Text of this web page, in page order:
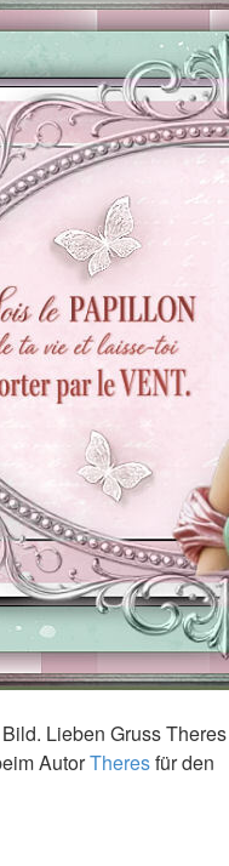
Lieben Gruss Theres
AutorTheresfür den